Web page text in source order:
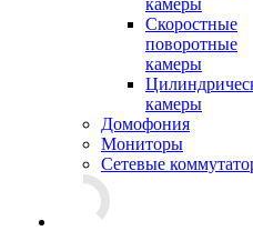
камеры
Скоростные
поворотные
камеры
камеры
Домофония
Мониторы
Сетевые